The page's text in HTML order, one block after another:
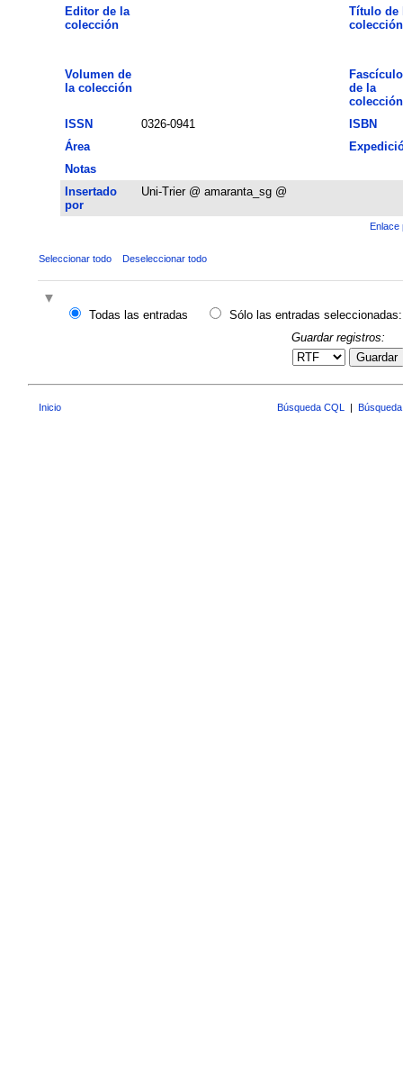
Editor de la
colección
Título de
colección
Volumen de
la colección
Fascículo
de la
colección
ISSN
0326-0941
ISBN
Área
Notas
Insertado
por
Uni-Trier @ amaranta_sg @
Enlace
Seleccionar todo Deseleccionar todo
Todas las entradas
Sólo las entradas seleccionadas:
Guardar registros:
Guardar
Inicio Búsqueda CQL